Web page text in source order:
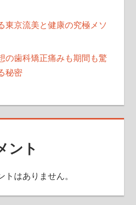
東京流美と健康の究極メソ
の歯科矯正痛みも期間も驚
秘密
ント
はありません。